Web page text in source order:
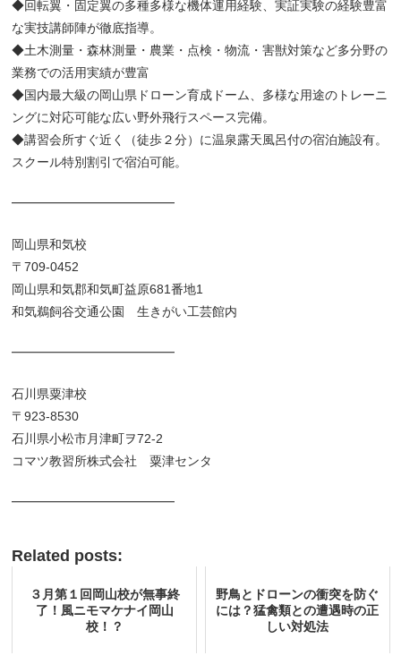
◆回転翼・固定翼の多種多様な機体運用経験、実証実験の経験豊富
な実技講師陣が徹底指導。
◆土木測量・森林測量・農業・点検・物流・害獣対策など多分野の
業務での活用実績が豊富
◆国内最大級の岡山県ドローン育成ドーム、多様な用途のトレーニ
ングに対応可能な広い野外飛行スペース完備。
◆講習会所すぐ近く（徒歩２分）に温泉露天風呂付の宿泊施設有。
スクール特別割引で宿泊可能。
━━━━━━━━━━━━━
岡山県和気校
〒709-0452
岡山県和気郡和気町益原681番地1
和気鵜飼谷交通公園 生きがい工芸館内
━━━━━━━━━━━━━
石川県粟津校
〒923-8530
石川県小松市月津町ヲ72-2
コマツ教習所株式会社 粟津センタ
━━━━━━━━━━━━━
Related posts:
３月第１回岡山校が無事終
了！風ニモマケナイ岡山
校！？
野鳥とドローンの衝突を防ぐ
には？猛禽類との遭遇時の正
しい対処法